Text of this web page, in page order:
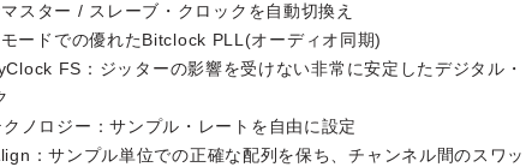
スター / スレーブ・クロックを自動切換え
ードでの優れたBitclock PLL(オーディオ同期)
FS：ジッターの影響を受けない非常に安定したデジタル・
ノロジー：サンプル・レートを自由に設定
：サンプル単位での正確な配列を保ち、チャンネル間のスワッ